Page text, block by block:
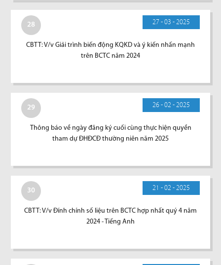
28 27 - 03 - 2025
CBTT: V/v Giải trình biến động KQKD và ý kiến nhấn mạnh
trên BCTC năm 2024
29 26 - 02 - 2025
Thông báo về ngày đăng ký cuối cùng thực hiện quyền
tham dự ĐHĐCĐ thường niên năm 2025
30 21 - 02 - 2025
CBTT: V/v Đính chính số liệu trên BCTC hợp nhất quý 4 năm
2024 - Tiếng Anh